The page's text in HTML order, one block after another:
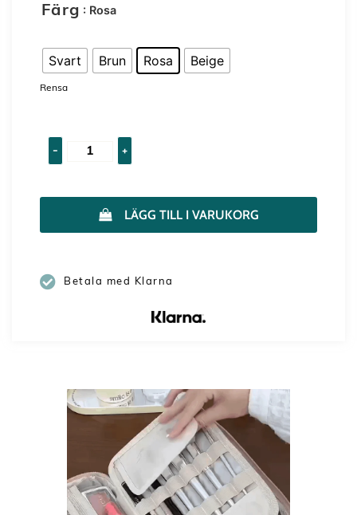
Färg : Rosa
Svart Brun Rosa Beige
Rensa
- +
LÄGG TILL I VARUKORG
Betala med Klarna